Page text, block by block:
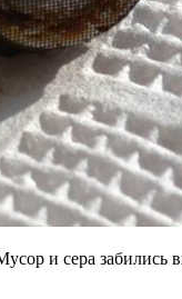
и сера забились